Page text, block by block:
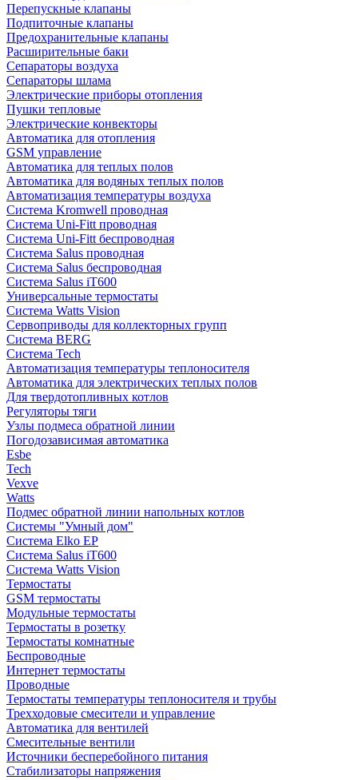
Перепускные клапаны
Подпиточные клапаны
Предохранительные клапаны
Расширительные баки
Сепараторы воздуха
Сепараторы шлама
Электрические приборы отопления
Пушки тепловые
Электрические конвекторы
Автоматика для отопления
GSM управление
Автоматика для теплых полов
Автоматика для водяных теплых полов
Автоматизация температуры воздуха
Система Kromwell проводная
Система Uni-Fitt проводная
Система Uni-Fitt беспроводная
Система Salus проводная
Система Salus беспроводная
Система Salus iT600
Универсальные термостаты
Система Watts Vision
Сервоприводы для коллекторных групп
Система BERG
Система Tech
Автоматизация температуры теплоносителя
Автоматика для электрических теплых полов
Для твердотопливных котлов
Регуляторы тяги
Узлы подмеса обратной линии
Погодозависимая автоматика
Esbe
Tech
Vexve
Watts
Подмес обратной линии напольных котлов
Системы "Умный дом"
Система Elko EP
Система Salus iT600
Система Watts Vision
Термостаты
GSM термостаты
Модульные термостаты
Термостаты в розетку
Термостаты комнатные
Беспроводные
Интернет термостаты
Проводные
Термостаты температуры теплоносителя и трубы
Трехходовые смесители и управление
Автоматика для вентилей
Смесительные вентили
Источники бесперебойного питания
Стабилизаторы напряжения